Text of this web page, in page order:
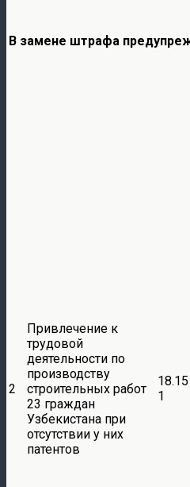
В замене штрафа
2
Привлечение к
трудовой
деятельности по
производству
строительных работ
23 граждан
Узбекистана при
отсутствии у них
патентов
1